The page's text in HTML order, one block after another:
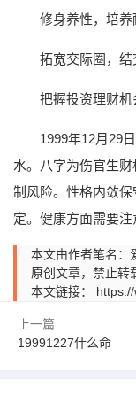
修身养性，培养
拓宽交际圈，结
把握投资理财机
1999年12月29
水。八字为伤官生
制风险。性格内敛
定。健康方面需要注
本文由作者笔名：
原创文章，禁止转
本文链接：
上一篇
19991227什么命